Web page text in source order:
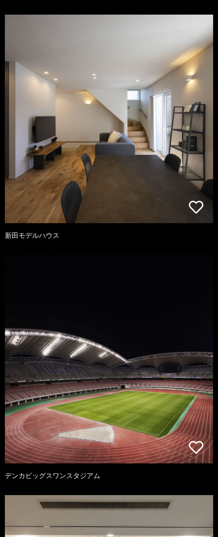
新田モデルハウス
デンカビッグスワンスタジアム